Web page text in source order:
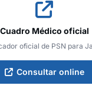
Cuadro Médico oficial
oficial de PSN para
Consultar online